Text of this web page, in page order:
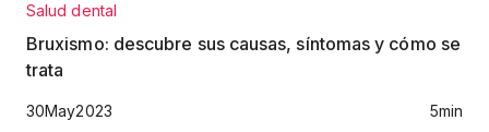
Salud dental
Bruxismo: descubre sus causas, síntomas y cómo se
trata
30May2023 5min